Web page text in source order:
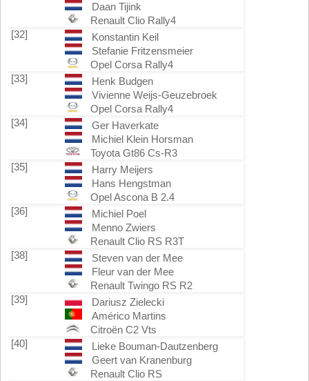
Daan Tijink
Renault Clio Rally4
[32]
Konstantin Keil
Stefanie Fritzensmeier
Opel Corsa Rally4
[33]
Henk Budgen
Vivienne Weijs-Geuzebroek
Opel Corsa Rally4
[34]
Ger Haverkate
Michiel Klein Horsman
Toyota Gt86 Cs-R3
[35]
Harry Meijers
Hans Hengstman
Opel Ascona B 2.4
[36]
Michiel Poel
Menno Zwiers
Renault Clio RS R3T
[38]
Steven van der Mee
Fleur van der Mee
Renault Twingo RS R2
[39]
Dariusz Zielecki
Américo Martins
Citroën C2 Vts
[40]
Lieke Bouman-Dautzenberg
Geert van Kranenburg
Renault Clio RS